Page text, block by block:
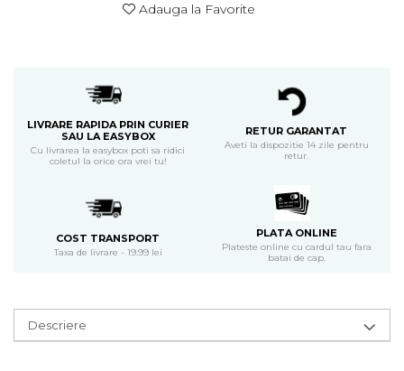
Adauga la Favorite
LIVRARE RAPIDA PRIN CURIER
SAU LA EASYBOX
Cu livrarea la easybox poti sa ridici
coletul la orice ora vrei tu!
RETUR GARANTAT
Aveti la dispozitie 14 zile pentru
retur.
COST TRANSPORT
Taxa de livrare - 19.99 lei
PLATA ONLINE
Plateste online cu cardul tau fara
batai de cap.
Descriere